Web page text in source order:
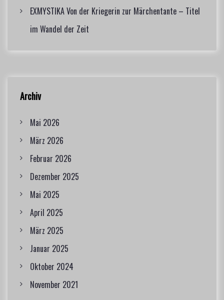
EXMYSTIKA Von der Kriegerin zur Märchentante – Titel
im Wandel der Zeit
Archiv
Mai 2026
März 2026
Februar 2026
Dezember 2025
Mai 2025
April 2025
März 2025
Januar 2025
Oktober 2024
November 2021